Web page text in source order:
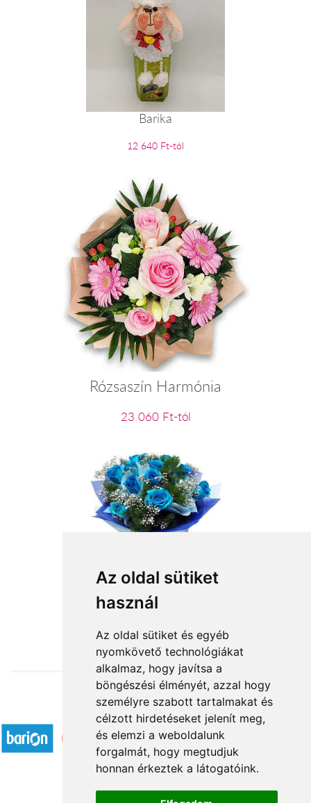
Az oldal sütiket
használ
Az oldal sütiket és egyéb
nyomkövető technológiákat
alkalmaz, hogy javítsa a
böngészési élményét, azzal hogy
személyre szabott tartalmakat és
célzott hirdetéseket jelenít meg,
és elemzi a weboldalunk
forgalmát, hogy megtudjuk
honnan érkeztek a látogatóink.
Barika
12 640 Ft-tól
Rózsaszín Harmónia
23 060 Ft-tól
Kék ég
Elfogadott fizetési módok